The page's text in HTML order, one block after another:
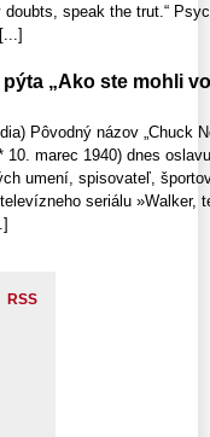
doubts, speak the trut.“
„Ako ste mohli
Pôvodný názov „Chuck
10. marec 1940) dnes
umení, spisovateľ,
seriálu »Walker,
RSS